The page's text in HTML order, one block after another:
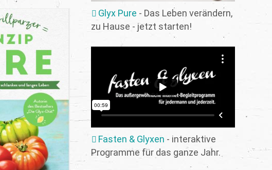
Glyx Pure - Das Leben verändern,
zu Hause - jetzt starten!
Fasten & Glyxen - interaktive
Programme für das ganze Jahr.